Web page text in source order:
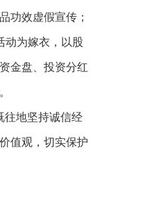
功效虚假宣传；
动为嫁衣，以股
金盘、投资分红
地坚持诚信经
值观，切实保护